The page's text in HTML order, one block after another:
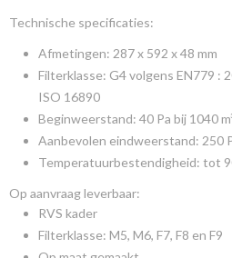
Technische specificaties:
Afmetingen: 287 x 592 x 48 mm
Filterklasse: G4 volgens EN779 :
ISO 16890
Beginweerstand: 40 Pa bij 1040
Aanbevolen eindweerstand: 250
Temperatuurbestendigheid: tot
Op aanvraag leverbaar:
RVS kader
Filterklasse: M5, M6, F7, F8 en F9